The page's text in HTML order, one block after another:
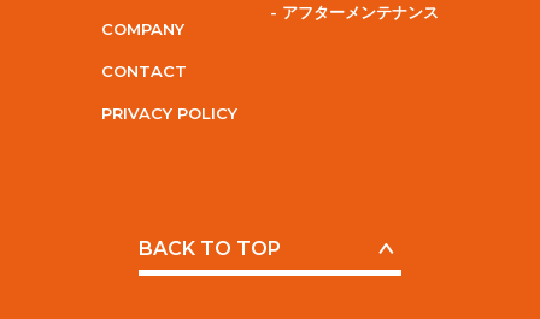
COMPANY
CONTACT
PRIVACY POLICY
- アフターメンテナンス
BACK TO TOP